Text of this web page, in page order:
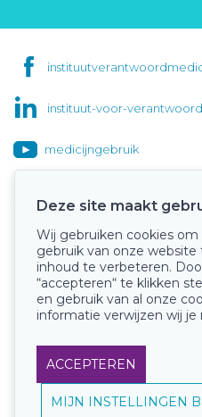
instituut-voor-
medicijngebruik
Onze
Deze site maakt
Wij gebruiken cookies
gebruik van onze
inhoud te verbeteren.
“accepteren“ te klikken
en gebruik van al onze
informatie verwijzen wij je
ACCEPTEREN
MIJN INSTELLINGEN